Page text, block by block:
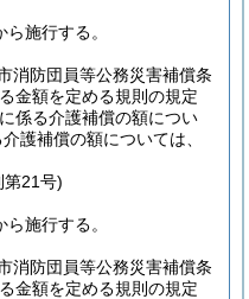
施行する。
消防団員等公務災害補償条
金額を定める規則の規定
係る介護補償の額につい
護補償の額については、
第21号)
施行する。
消防団員等公務災害補償条
金額を定める規則の規定